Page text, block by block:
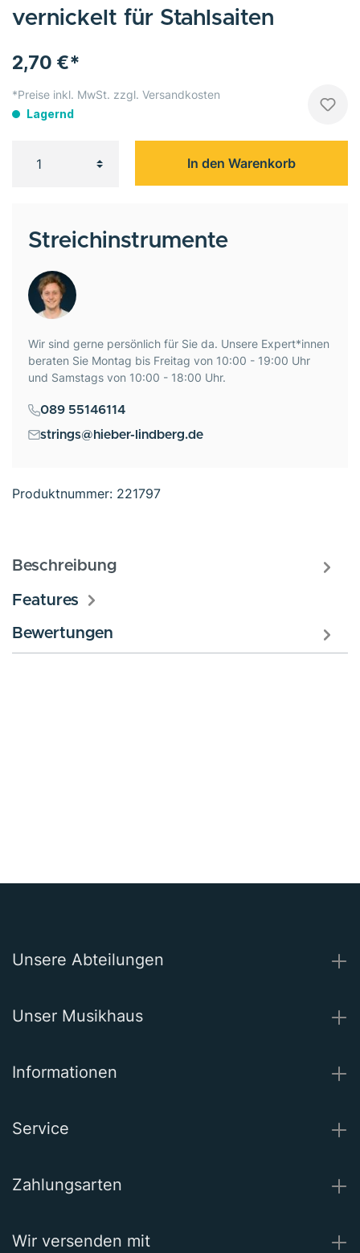
2,70 €*
*Preise inkl. MwSt. zzgl. Versandkosten
Lagernd
In den Warenkorb
Produktnummer: 221797
vernickelt für Stahlsaiten
Streichinstrumente
Wir sind gerne persönlich für Sie da. Unsere Expert*innen
beraten Sie Montag bis Freitag von 10:00 - 19:00 Uhr
und Samstags von 10:00 - 18:00 Uhr.
089 55146114
strings@hieber-lindberg.de
Beschreibung
Features
Bewertungen
Unsere Abteilungen
Unser Musikhaus
Informationen
Service
Zahlungsarten
Wir versenden mit